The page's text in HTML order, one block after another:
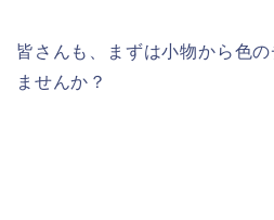
皆さんも、まずは小物から色
ませんか？